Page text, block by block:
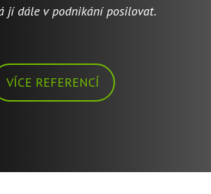
jí dále v podnikání posilovat.
VÍCE REFERENCÍ